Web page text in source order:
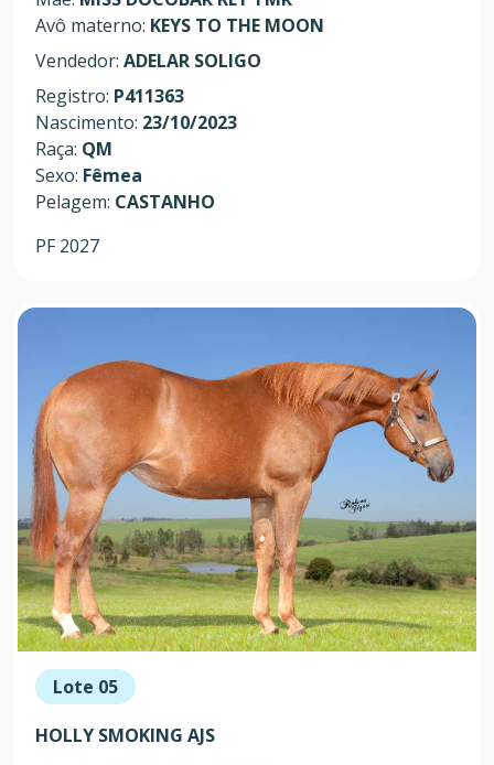
Avô materno: KEYS TO THE MOON
Vendedor: ADELAR SOLIGO
Registro: P411363
Nascimento: 23/10/2023
Raça: QM
Sexo: Fêmea
Pelagem: CASTANHO
PF 2027
Lote 05
HOLLY SMOKING AJS